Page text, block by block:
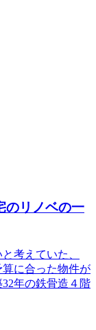
のリノベの一
考えていた、
に合った物件が
年の鉄骨造４階